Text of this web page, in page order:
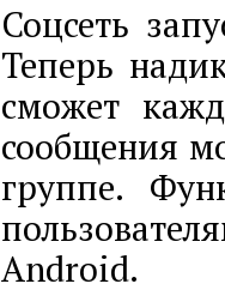
Соцсеть
Теперь
сможет
сообщения
группе.
Android.